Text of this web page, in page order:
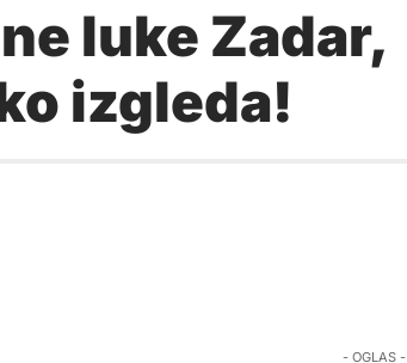
luke Zadar,
izgleda!
- OGLAS -